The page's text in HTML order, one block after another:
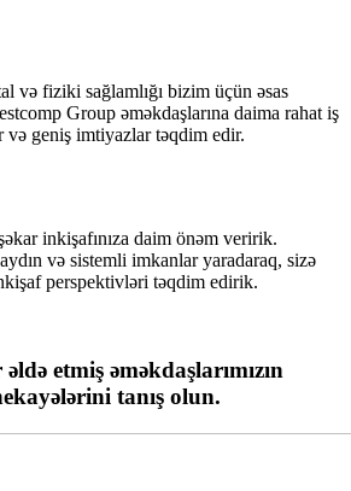
və fiziki sağlamlığı bizim üçün əsas
Group əməkdaşlarına daima rahat iş
geniş imtiyazlar təqdim edir.
inkişafınıza daim önəm veririk.
və sistemli imkanlar yaradaraq, sizə
perspektivləri təqdim edirik.
etmiş əməkdaşlarımızın
tanış olun.